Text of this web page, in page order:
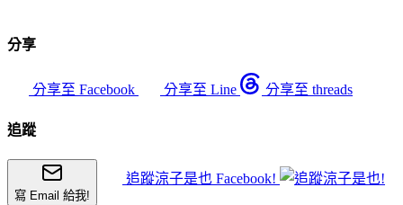
分享
分享至 Facebook 分享至 Line 分享至 threads
追蹤
寫 Email 給我!
追蹤涼子是也 Facebook!